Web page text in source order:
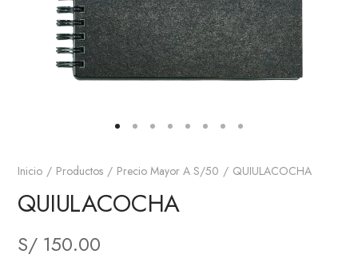
Inicio Productos Precio Mayor A S/50 QUIULACOCHA
QUIULACOCHA
S/ 150.00